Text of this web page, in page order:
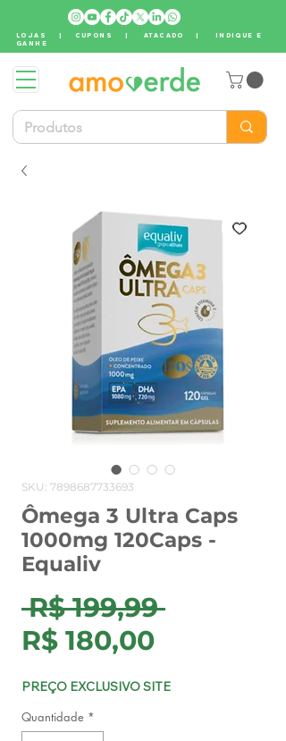
LOJAS | CUPONS |ATACADO | INDIQUE E
GANHE
SKU: 7898687733693
Ômega 3 Ultra Caps
1000mg 120Caps -
Equaliv
R$ 199,99 Preço
R$ 180,00Preço
PREÇO EXCLUSIVO SITE
Quantidade *